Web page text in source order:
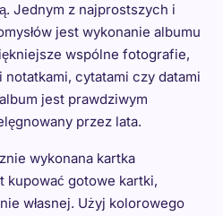
Jednym z najprostszych i
jest wykonanie albumu
wspólne fotografie,
cytatami czy datami
jest prawdziwym
przez lata.
wykonana kartka
kupować gotowe kartki,
własnej. Użyj kolorowego